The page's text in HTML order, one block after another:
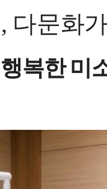
, 다문화
행복한 미